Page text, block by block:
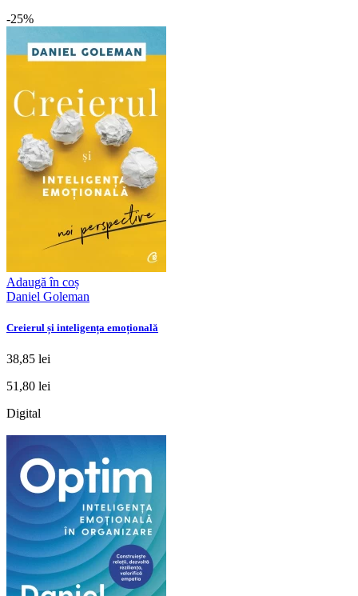
-25%
Adaugă în coș
Daniel Goleman
Creierul și inteligența emoțională
38,85 lei
51,80 lei
Digital